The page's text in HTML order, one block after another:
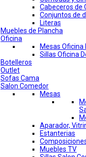
Cabeceros de
Conjuntos de
Literas
Muebles de Plancha
Oficina
Mesas Oficina
Sillas Oficina
Botelleros
Outlet
Sofas Cama
Salon Comedor
Mesas
Aparador,
Estanterias
Muebles TV